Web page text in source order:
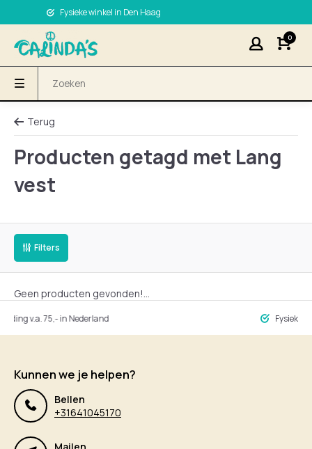
Fysieke winkel in Den Haag
0
Terug
Producten getagd met Lang
vest
Filters
Geen producten gevonden!...
v.a. 75,- in Nederland Fysieke
Kunnen we je helpen?
Bellen
+31641045170